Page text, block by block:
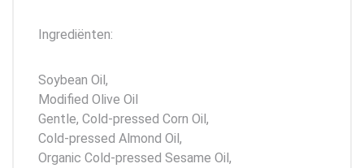
Ingrediënten:
Soybean Oil,
Modified Olive Oil
Gentle, Cold-pressed Corn Oil,
Cold-pressed Almond Oil,
Organic Cold-pressed Sesame Oil,